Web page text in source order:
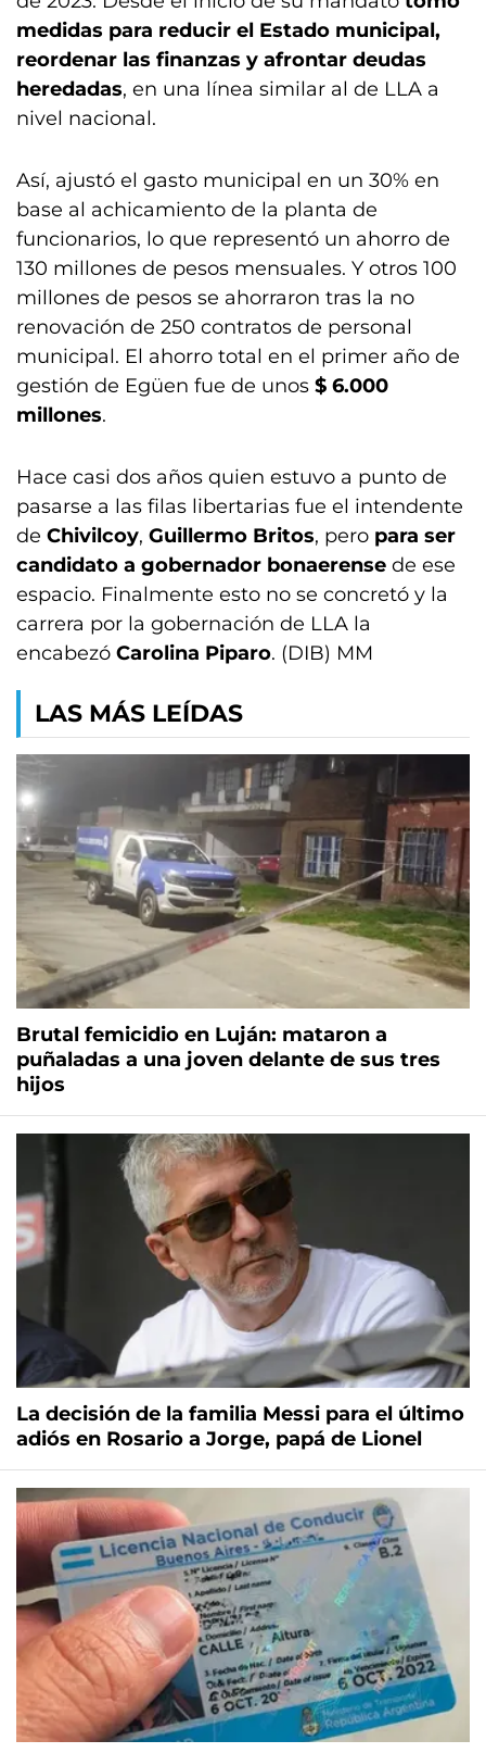
medidas para reducir el Estado municipal,
reordenar las finanzas y afrontar deudas
heredadas, en una línea similar al de LLA a
nivel nacional.
Así, ajustó el gasto municipal en un 30% en
base al achicamiento de la planta de
funcionarios, lo que representó un ahorro de
130 millones de pesos mensuales. Y otros 100
millones de pesos se ahorraron tras la no
renovación de 250 contratos de personal
municipal. El ahorro total en el primer año de
gestión de Egüen fue de unos $ 6.000
millones.
Hace casi dos años quien estuvo a punto de
pasarse a las filas libertarias fue el intendente
de Chivilcoy, Guillermo Britos, pero para ser
candidato a gobernador bonaerense de ese
espacio. Finalmente esto no se concretó y la
carrera por la gobernación de LLA la
encabezó Carolina Piparo. (DIB) MM
LAS MÁS LEÍDAS
Brutal femicidio en Luján: mataron a
puñaladas a una joven delante de sus tres
hijos
La decisión de la familia Messi para el último
adiós en Rosario a Jorge, papá de Lionel